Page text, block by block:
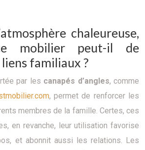
chaleureuse,
mobilier peut-il de
familiaux ?
par les canapés d’angles, comme
, permet de renforcer les
membres de la famille. Certes, ces
en revanche, leur utilisation favorise
et abonnit aussi les relations. Les